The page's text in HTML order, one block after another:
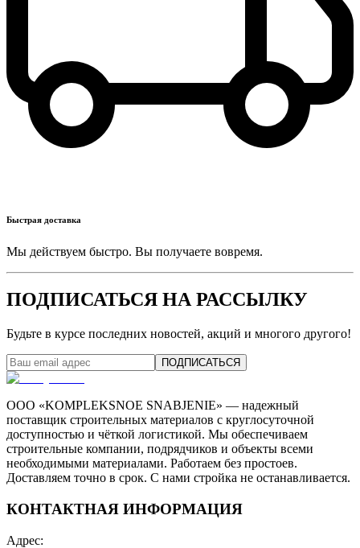
Быстрая доставка
Мы действуем быстро. Вы получаете вовремя.
ПОДПИСАТЬСЯ НА РАССЫЛКУ
Будьте в курсе последних новостей, акций и многого другого!
ПОДПИСАТЬСЯ
ООО «KOMPLEKSNOE SNABJENIE» — надежный
поставщик строительных материалов с круглосуточной
доступностью и чёткой логистикой. Мы обеспечиваем
строительные компании, подрядчиков и объекты всеми
необходимыми материалами. Работаем без простоев.
Доставляем точно в срок. С нами стройка не останавливается.
КОНТАКТНАЯ ИНФОРМАЦИЯ
Адрес: